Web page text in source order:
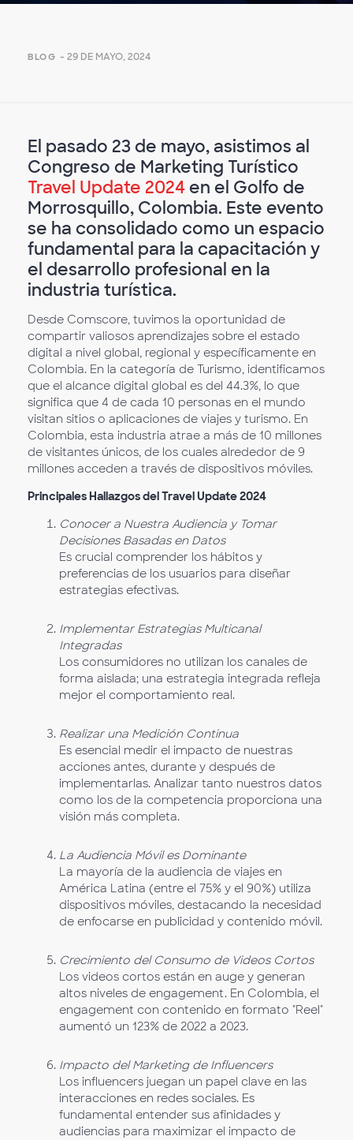
BLOG - 29 DE MAYO, 2024
El pasado 23 de mayo, asistimos al
Congreso de Marketing Turístico
Travel Update 2024 en el Golfo de
Morrosquillo, Colombia. Este evento
se ha consolidado como un espacio
fundamental para la capacitación y
el desarrollo profesional en la
industria turística.
Desde Comscore, tuvimos la oportunidad de
compartir valiosos aprendizajes sobre el estado
digital a nivel global, regional y específicamente en
Colombia. En la categoría de Turismo, identificamos
que el alcance digital global es del 44.3%, lo que
significa que 4 de cada 10 personas en el mundo
visitan sitios o aplicaciones de viajes y turismo. En
Colombia, esta industria atrae a más de 10 millones
de visitantes únicos, de los cuales alrededor de 9
millones acceden a través de dispositivos móviles.
Principales Hallazgos del Travel Update 2024
Conocer a Nuestra Audiencia y Tomar
Decisiones Basadas en Datos
Es crucial comprender los hábitos y
preferencias de los usuarios para diseñar
estrategias efectivas.
Implementar Estrategias Multicanal
Integradas
Los consumidores no utilizan los canales de
forma aislada; una estrategia integrada refleja
mejor el comportamiento real.
Realizar una Medición Continua
Es esencial medir el impacto de nuestras
acciones antes, durante y después de
implementarlas. Analizar tanto nuestros datos
como los de la competencia proporciona una
visión más completa.
La Audiencia Móvil es Dominante
La mayoría de la audiencia de viajes en
América Latina (entre el 75% y el 90%) utiliza
dispositivos móviles, destacando la necesidad
de enfocarse en publicidad y contenido móvil.
Crecimiento del Consumo de Videos Cortos
Los videos cortos están en auge y generan
altos niveles de engagement. En Colombia, el
engagement con contenido en formato "Reel"
aumentó un 123% de 2022 a 2023.
Impacto del Marketing de Influencers
Los influencers juegan un papel clave en las
interacciones en redes sociales. Es
fundamental entender sus afinidades y
audiencias para maximizar el impacto de